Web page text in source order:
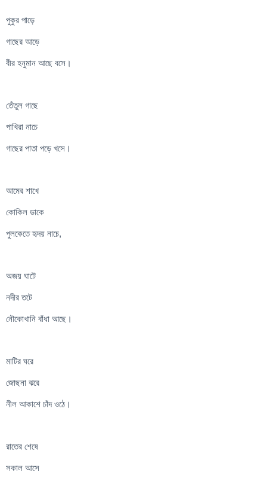
পুকুর পাড়ে
গাছের আড়ে
বীর হনুমান আছে বসে।
তেঁতুল গাছে
পাখিরা নাচে
গাছের পাতা পড়ে খসে।
আমের শাখে
কোকিল ডাকে
পুলকেতে হৃদয় নাচে,
অজয় ঘাটে
নদীর তটে
নৌকোখানি বাঁধা আছে।
মাটির ঘরে
জোছনা ঝরে
নীল আকাশে চাঁদ ওঠে।
রাতের শেষে
সকাল আসে